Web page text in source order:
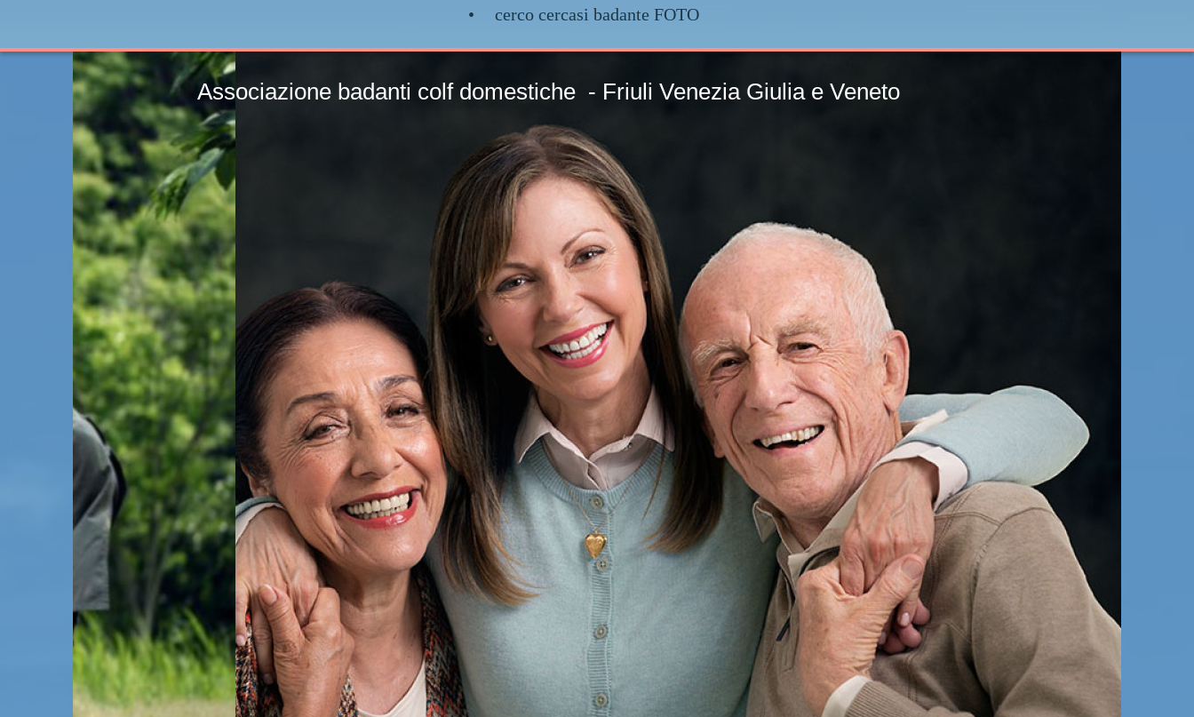
cerco cercasi badante FOTO
Associazione badanti colf domestiche - Friuli Venezia Giulia